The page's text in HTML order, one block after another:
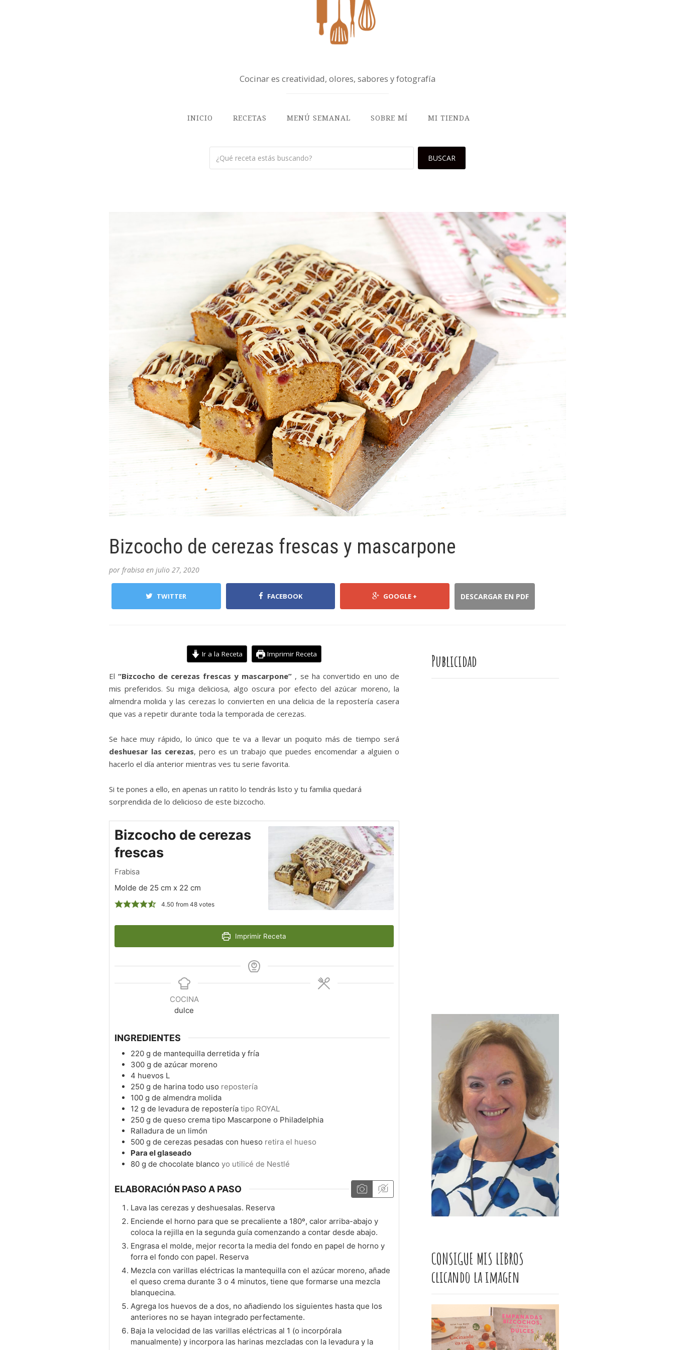
Cocinar es creatividad, olores, sabores y fotografía
INICIO RECETAS MENÚ SEMANAL SOBRE MÍ MI TIENDA
Bizcocho de cerezas frescas y mascarpone
por frabisa en julio 27, 2020
TWITTER FACEBOOK GOOGLE + DESCARGAR EN PDF
Ir a la Receta Imprimir Receta
El“Bizcocho de cerezas frescas y mascarpone” , se ha convertido en uno de
mis preferidos. Su miga deliciosa, algo oscura por efecto del azúcar moreno, la
almendra molida y las cerezas lo convierten en una delicia de la repostería casera
que vas a repetir durante toda la temporada de cerezas.
Se hace muy rápido, lo único que te va a llevar un poquito más de tiempo será
deshuesar las cerezas, pero es un trabajo que puedes encomendar a alguien o
hacerlo el día anterior mientras ves tu serie favorita.
Si te pones a ello, en apenas un ratito lo tendrás listo y tu familia quedará
sorprendida de lo delicioso de este bizcocho.
Bizcocho de cerezas
frescas
Frabisa
Molde de 25 cm x 22 cm
4.50 from 48votes
Imprimir Receta
COCINA
dulce
INGREDIENTES
220 g de mantequilla derretida y fría
300 g de azúcar moreno
4 huevos L
250 g de harina todo uso repostería
100 g de almendra molida
12 g de levadura de repostería tipo ROYAL
250 g de queso crema tipo Mascarpone o Philadelphia
Ralladura de un limón
500 g de cerezas pesadas con hueso retira el hueso
Para el glaseado
80 g de chocolate blanco yo utilicé de Nestlé
ELABORACIÓN PASO A PASO
Lava las cerezas y deshuesalas. Reserva
Enciende el horno para que se precaliente a 180º, calor arriba-abajo y
coloca la rejilla en la segunda guía comenzando a contar desde abajo.
Engrasa el molde, mejor recorta la media del fondo en papel de horno y
forra el fondo con papel. Reserva
Mezcla con varillas eléctricas la mantequilla con el azúcar moreno, añade
el queso crema durante 3 o 4 minutos, tiene que formarse una mezcla
blanquecina.
Agrega los huevos de a dos, no añadiendo los siguientes hasta que los
anteriores no se hayan integrado perfectamente.
Baja la velocidad de las varillas eléctricas al 1 (o incorpórala
manualmente) y incorpora las harinas mezcladas con la levadura y la
Publicidad
CONSIGUE MIS LIBROS
clicando la imagen